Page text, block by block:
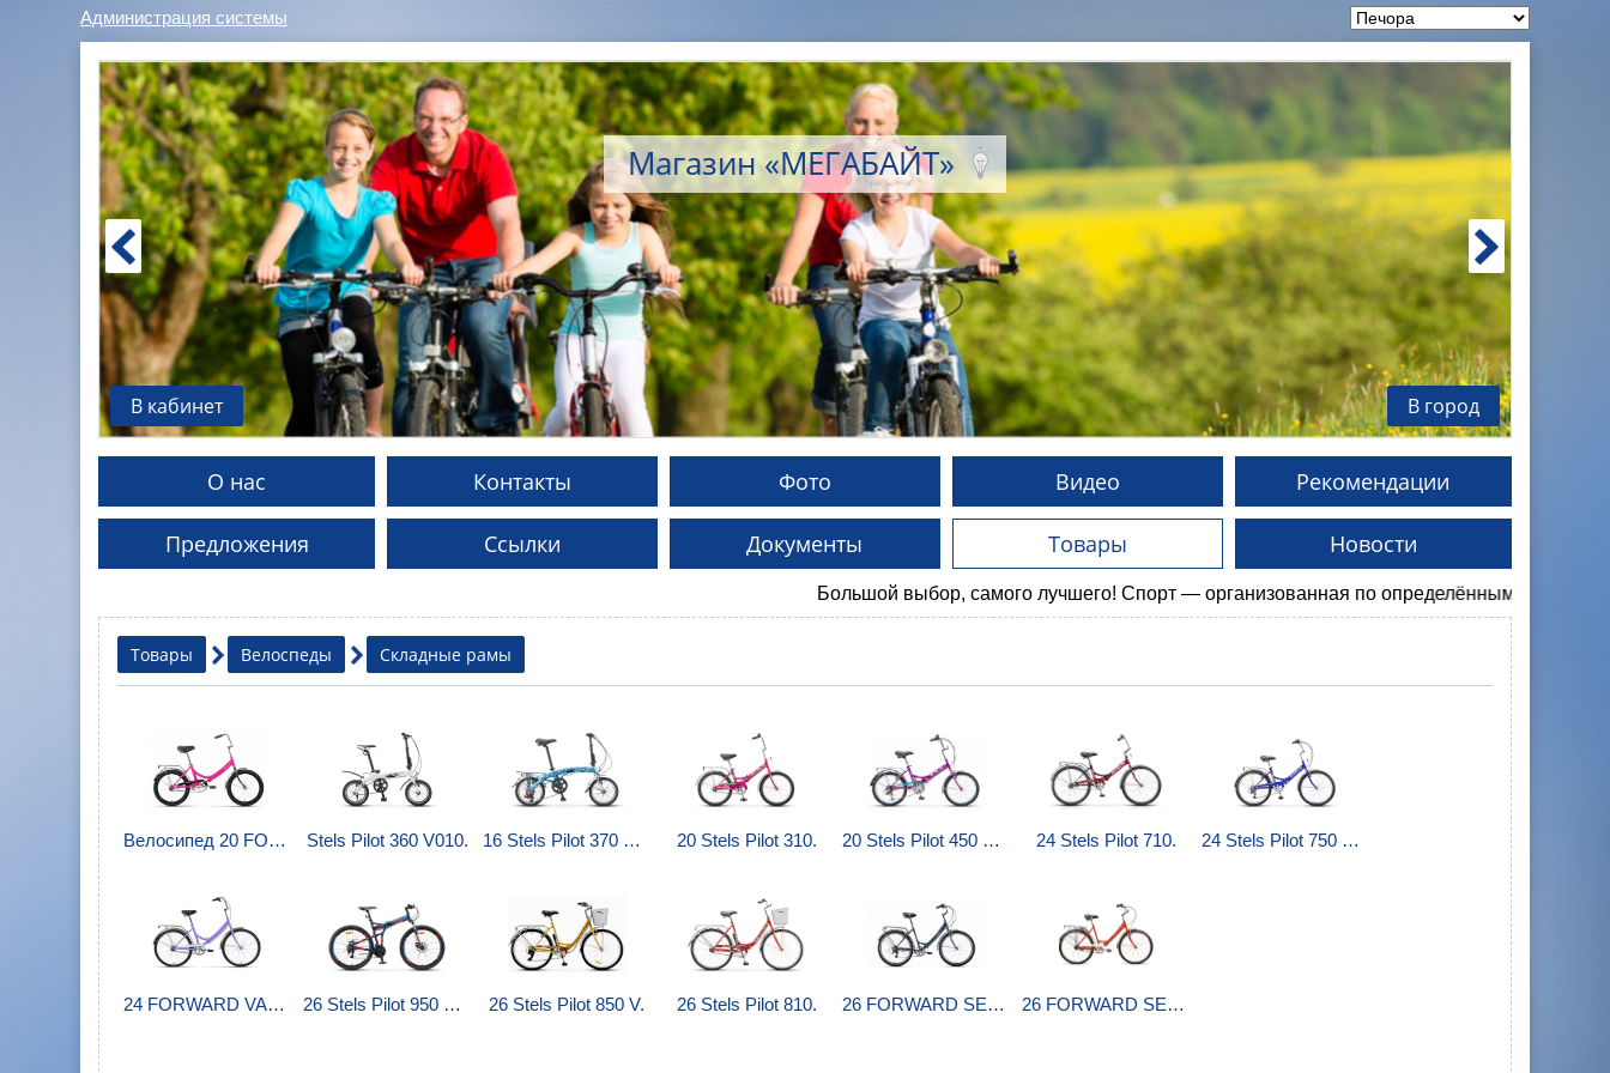
Администрация системы
В кабинет В город
Магазин «МЕГАБАЙТ»
О нас Контакты Фото Видео Рекомендации
Предложения Ссылки Документы Товары Новости
Большой выбор, самого лучшего! Спорт — организованная по определённым правилам
Товары Велоспеды Складные рамы
Велосипед 20 FORWARD ARSENAL 1.0. Stels Pilot 360 V010. 16 Stels Pilot 370 V010. 20 Stels Pilot 310. 20 Stels Pilot 450 V Z010. 24 Stels Pilot 710. 24 Stels Pilot 750 V Z010.
24 FORWARD VALENCIA 3.0. 26 Stels Pilot 950 MD. 26 Stels Pilot 850 V. 26 Stels Pilot 810. 26 FORWARD SEVILLA 2.0. 26 FORWARD SEVILLA 3.0.